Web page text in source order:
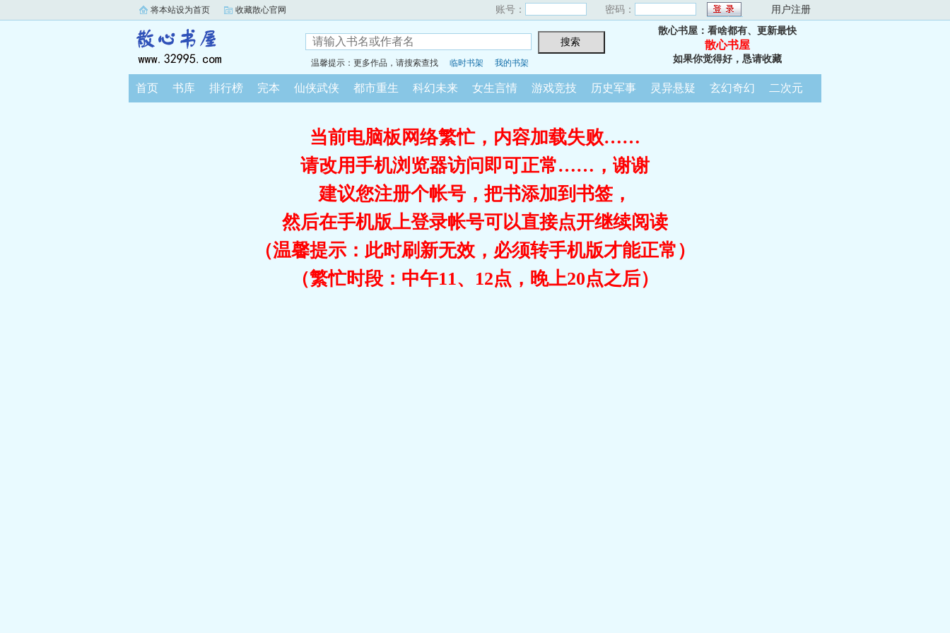
将本站设为首页 收藏散心官网 账号： 密码： 用户注册
温馨提示：更多作品，请搜索查找 临时书架 我的书架
散心书屋：看啥都有、更新最快
散心书屋
如果你觉得好，恳请收藏
首页 书库 排行榜 完本 仙侠武侠 都市重生 科幻未来 女生言情 游戏竞技 历史军事 灵异悬疑 玄幻奇幻 二次元
当前电脑板网络繁忙，内容加载失败……
请改用手机浏览器访问即可正常……，谢谢
建议您注册个帐号，把书添加到书签，
然后在手机版上登录帐号可以直接点开继续阅读
（温馨提示：此时刷新无效，必须转手机版才能正常）
（繁忙时段：中午11、12点，晚上20点之后）